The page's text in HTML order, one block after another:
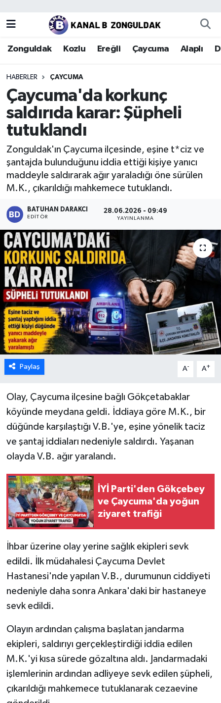
Zonguldak Kozlu Ereğli Çaycuma Alaplı
HABERLER ÇAYCUMA
Çaycuma'da korkunç
saldırıda karar: Şüpheli
tutuklandı
Zonguldak'ın Çaycuma ilçesinde, eşine t*ciz ve
şantajda bulunduğunu iddia ettiği kişiye yanıcı
maddeyle saldırarak ağır yaraladığı öne sürülen
M.K., çıkarıldığı mahkemece tutuklandı.
BATUHAN DARAKCI
EDITÖR
28.06.2026 - 09:49
YAYINLANMA
Paylaş A- A+
Olay, Çaycuma ilçesine bağlı Gökçetabaklar
köyünde meydana geldi. İddiaya göre M.K., bir
düğünde karşılaştığı V.B.'ye, eşine yönelik taciz
ve şantaj iddiaları nedeniyle saldırdı. Yaşanan
olayda V.B. ağır yaralandı.
İYİ Parti'den Gökçebey
ve Çaycuma'da yoğun
ziyaret trafiği
İhbar üzerine olay yerine sağlık ekipleri sevk
edildi. İlk müdahalesi Çaycuma Devlet
Hastanesi'nde yapılan V.B., durumunun ciddiyeti
nedeniyle daha sonra Ankara'daki bir hastaneye
sevk edildi.
Olayın ardından çalışma başlatan jandarma
ekipleri, saldırıyı gerçekleştirdiği iddia edilen
M.K.'yi kısa sürede gözaltına aldı. Jandarmadaki
işlemlerinin ardından adliyeye sevk edilen şüpheli,
çıkarıldığı mahkemece tutuklanarak cezaevine
Zonguldak
Kozlu
Çaycuma
Alaplı
Devrek
Gökçebey
Bartın
Karabük
Spor
Ulusal
Zonguldak Nöbetçi Eczaneler
Zonguldak Hava Durumu
Zonguldak Trafik Yoğunluk Haritası
Puan Durumu ve Fikstür
Tüm Manşetler
Son Dakika Haberleri
Haber Arşivi